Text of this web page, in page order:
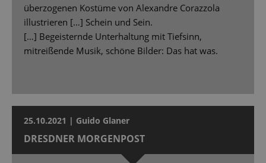
überzogenen Kostüme von Alexandre Corazzola
illustrieren […] Schein und Sein.
[…] Begeisternde Unterhaltung mit Tiefsinn,
mitreißende Musik, schöne Bilder: Das hat was.
25.10.2021 | Guido Glaner
DRESDNER MORGENPOST